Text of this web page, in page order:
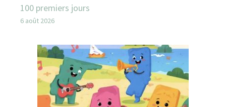
100 premiers jours
6 août 2026